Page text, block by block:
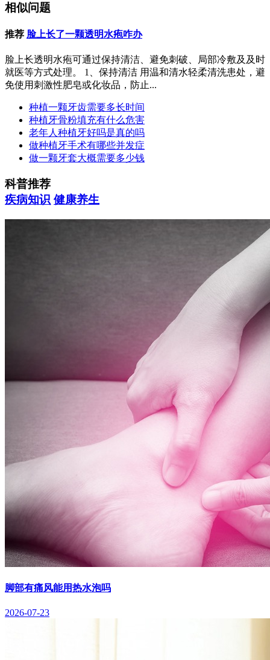
相似问题
推荐 脸上长了一颗透明水疱咋办
脸上长透明水疱可通过保持清洁、避免刺破、局部冷敷及及时
就医等方式处理。 1、保持清洁 用温和清水轻柔清洗患处，避
免使用刺激性肥皂或化妆品，防止...
种植一颗牙齿需要多长时间
种植牙骨粉填充有什么危害
老年人种植牙好吗是真的吗
做种植牙手术有哪些并发症
做一颗牙套大概需要多少钱
科普推荐
疾病知识 健康养生
脚部有痛风能用热水泡吗
2026-07-23